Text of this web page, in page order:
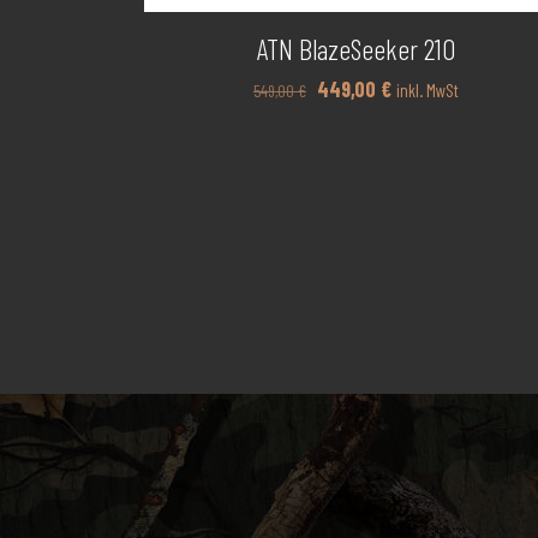
ATN BlazeSeeker 210
549,00€ Ursprünglicher
449,00 €Aktueller
inkl. MwSt